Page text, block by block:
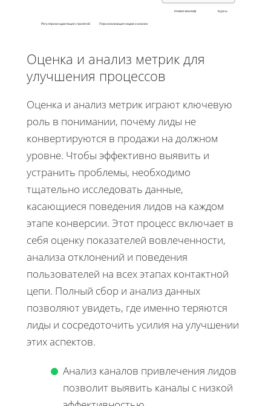
Низкая квалиф Курсы
Регулярная адаптация стратегий Персонализация лидов и анализ
Оценка и анализ метрик для
улучшения процессов
Оценка и анализ метрик играют ключевую
роль в понимании, почему лиды не
конвертируются в продажи на должном
уровне. Чтобы эффективно выявить и
устранить проблемы, необходимо
тщательно исследовать данные,
касающиеся поведения лидов на каждом
этапе конверсии. Этот процесс включает в
себя оценку показателей вовлеченности,
анализа отклонений и поведения
пользователей на всех этапах контактной
цепи. Полный сбор и анализ данных
позволяют увидеть, где именно теряются
лиды и сосредоточить усилия на улучшении
этих аспектов.
Анализ каналов привлечения лидов
позволит выявить каналы с низкой